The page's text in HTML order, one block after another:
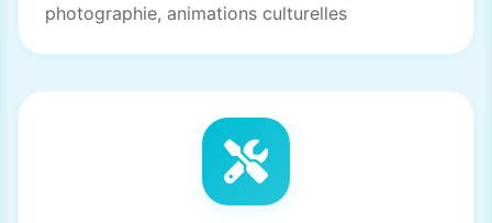
photographie, animations culturelles